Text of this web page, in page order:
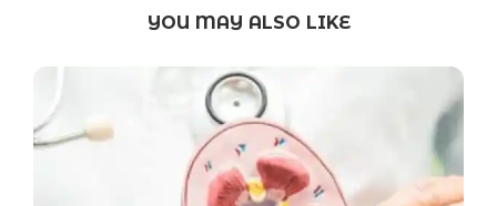
YOU MAY ALSO LIKE